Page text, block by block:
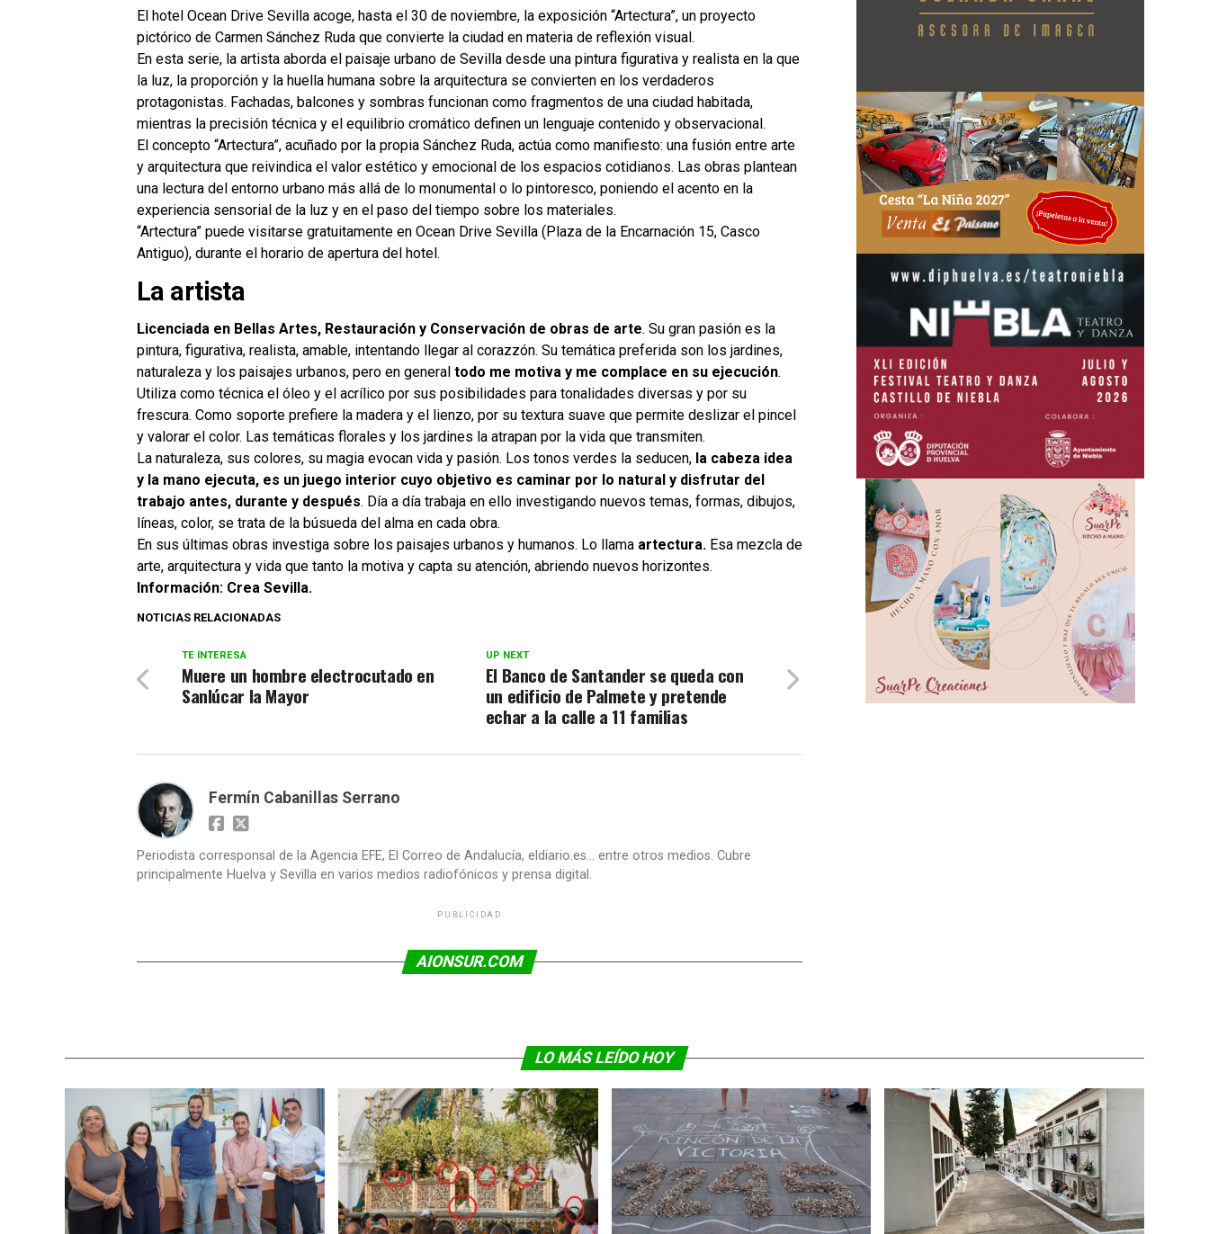
El hotel Ocean Drive Sevilla acoge, hasta el 30 de noviembre, la exposición “Artectura”, un proyecto
pictórico de Carmen Sánchez Ruda que convierte la ciudad en materia de reflexión visual.
En esta serie, la artista aborda el paisaje urbano de Sevilla desde una pintura figurativa y realista en la que
la luz, la proporción y la huella humana sobre la arquitectura se convierten en los verdaderos
protagonistas. Fachadas, balcones y sombras funcionan como fragmentos de una ciudad habitada,
mientras la precisión técnica y el equilibrio cromático definen un lenguaje contenido y observacional.
El concepto “Artectura”, acuñado por la propia Sánchez Ruda, actúa como manifiesto: una fusión entre arte
y arquitectura que reivindica el valor estético y emocional de los espacios cotidianos. Las obras plantean
una lectura del entorno urbano más allá de lo monumental o lo pintoresco, poniendo el acento en la
experiencia sensorial de la luz y en el paso del tiempo sobre los materiales.
“Artectura” puede visitarse gratuitamente en Ocean Drive Sevilla (Plaza de la Encarnación 15, Casco
Antiguo), durante el horario de apertura del hotel.
La artista
Licenciada en Bellas Artes, Restauración y Conservación de obras de arte. Su gran pasión es la
pintura, figurativa, realista, amable, intentando llegar al corazzón. Su temática preferida son los jardines,
naturaleza y los paisajes urbanos, pero en general todo me motiva y me complace en su ejecución.
Utiliza como técnica el óleo y el acrílico por sus posibilidades para tonalidades diversas y por su
frescura. Como soporte prefiere la madera y el lienzo, por su textura suave que permite deslizar el pincel
y valorar el color. Las temáticas florales y los jardines la atrapan por la vida que transmiten.
La naturaleza, sus colores, su magia evocan vida y pasión. Los tonos verdes la seducen, la cabeza idea
y la mano ejecuta, es un juego interior cuyo objetivo es caminar por lo natural y disfrutar del
trabajo antes, durante y después. Día a día trabaja en ello investigando nuevos temas, formas, dibujos,
líneas, color, se trata de la búsueda del alma en cada obra.
En sus últimas obras investiga sobre los paisajes urbanos y humanos. Lo llama artectura. Esa mezcla de
arte, arquitectura y vida que tanto la motiva y capta su atención, abriendo nuevos horizontes.
Información: Crea Sevilla.
NOTICIAS RELACIONADAS
UP NEXT
El Banco de Santander se queda con
un edificio de Palmete y pretende
echar a la calle a 11 familias
TE INTERESA
Muere un hombre electrocutado en
Sanlúcar la Mayor
Fermín Cabanillas Serrano
Periodista corresponsal de la Agencia EFE, El Correo de Andalucía, eldiario.es... entre otros medios. Cubre
principalmente Huelva y Sevilla en varios medios radiofónicos y prensa digital.
PUBLICIDAD
AIONSUR.COM
LO MÁS LEÍDO HOY